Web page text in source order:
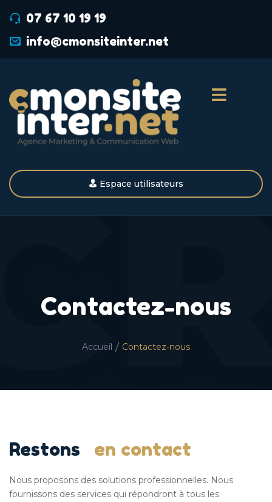
07 67 10 19 19
info@cmonsiteinter.net
Espace utilisateurs
Contactez-nous
Accueil / Contactez-nous
Restons en contact
Nous proposons des solutions professionnelles. Nous
fournissons des services qui répondront à tous les